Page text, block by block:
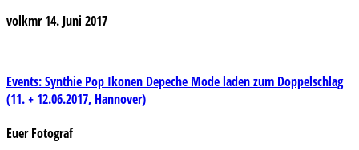
volkmr 14. Juni 2017
Beitragsnavigation
Events: Synthie Pop Ikonen Depeche Mode laden zum Doppelschlag
(11. + 12.06.2017, Hannover)
Euer Fotograf